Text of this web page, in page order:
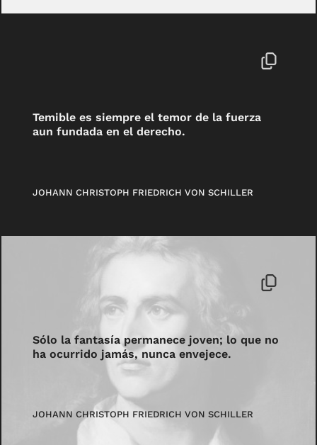
Temible es siempre el temor de la fuerza
aun fundada en el derecho.
JOHANN CHRISTOPH FRIEDRICH VON SCHILLER
Sólo la fantasía permanece joven; lo que no
ha ocurrido jamás, nunca envejece.
JOHANN CHRISTOPH FRIEDRICH VON SCHILLER